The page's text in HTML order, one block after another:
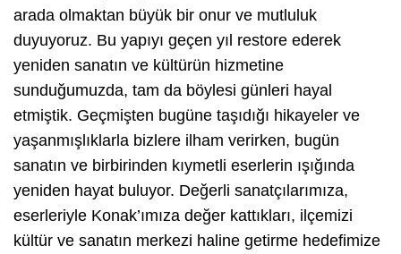
arada olmaktan büyük bir onur ve mutluluk
duyuyoruz. Bu yapıyı geçen yıl restore ederek
yeniden sanatın ve kültürün hizmetine
sunduğumuzda, tam da böylesi günleri hayal
etmiştik. Geçmişten bugüne taşıdığı hikayeler ve
yaşanmışlıklarla bizlere ilham verirken, bugün
sanatın ve birbirinden kıymetli eserlerin ışığında
yeniden hayat buluyor. Değerli sanatçılarımıza,
eserleriyle Konak’ımıza değer kattıkları, ilçemizi
kültür ve sanatın merkezi haline getirme hedefimize